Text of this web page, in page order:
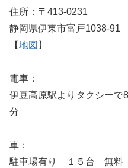
住所：〒413-0231
静岡県伊東市富戸1038-91
【地図 】
電車：
伊豆高原駅よりタクシーで
分
車：
駐車場有り １５台 無料